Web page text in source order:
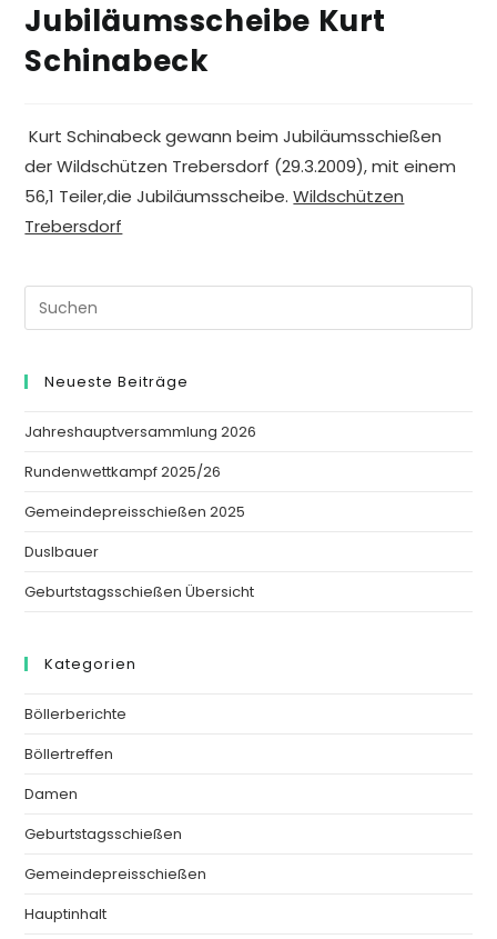
Jubiläumsscheibe Kurt
Schinabeck
Kurt Schinabeck gewann beim Jubiläumsschießen
der Wildschützen Trebersdorf (29.3.2009), mit einem
56,1 Teiler,die Jubiläumsscheibe.Wildschützen
Trebersdorf
Neueste Beiträge
Jahreshauptversammlung 2026
Rundenwettkampf 2025/26
Gemeindepreisschießen 2025
Duslbauer
Geburtstagsschießen Übersicht
Kategorien
Böllerberichte
Böllertreffen
Damen
Geburtstagsschießen
Gemeindepreisschießen
Hauptinhalt